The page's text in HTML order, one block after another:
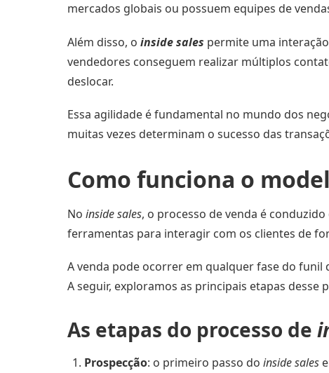
mercados globais ou possuem equipes de
Além disso, o inside sales permite uma
vendedores conseguem realizar múltiplos
deslocar.
Essa agilidade é fundamental no mundo dos
muitas vezes determinam o sucesso das
Como funciona o
No inside sales, o processo de venda é
ferramentas para interagir com os clientes de
A venda pode ocorrer em qualquer fase do funil
A seguir, exploramos as principais etapas desse
As etapas do processo de
Prospecção: o primeiro passo do inside sales